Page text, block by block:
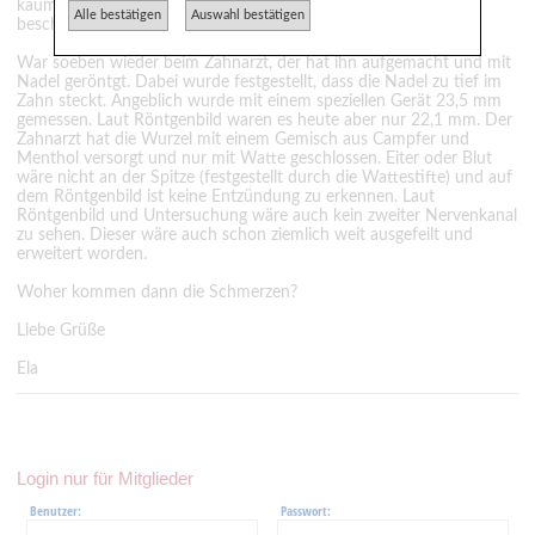
kaum beschreiben. Würde es als Druck und Fremdkörpergefühl
beschreiben.
War soeben wieder beim Zahnarzt, der hat ihn aufgemacht und mit
Nadel geröntgt. Dabei wurde festgestellt, dass die Nadel zu tief im
Zahn steckt. Angeblich wurde mit einem speziellen Gerät 23,5 mm
gemessen. Laut Röntgenbild waren es heute aber nur 22,1 mm. Der
Zahnarzt hat die Wurzel mit einem Gemisch aus Campfer und
Menthol versorgt und nur mit Watte geschlossen. Eiter oder Blut
wäre nicht an der Spitze (festgestellt durch die Wattestifte) und auf
dem Röntgenbild ist keine Entzündung zu erkennen. Laut
Röntgenbild und Untersuchung wäre auch kein zweiter Nervenkanal
zu sehen. Dieser wäre auch schon ziemlich weit ausgefeilt und
erweitert worden.
Woher kommen dann die Schmerzen?
Liebe Grüße
Ela
Login nur für Mitglieder
Benutzer: Passwort:
Alle bestätigen Auswahl bestätigen